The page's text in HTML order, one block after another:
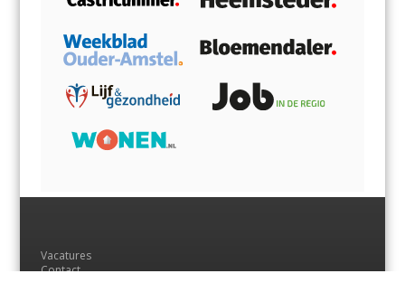
Vacatures
Contact